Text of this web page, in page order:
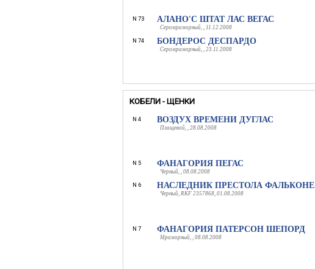
N 73 АЛАНО'С ШТАТ ЛАС ВЕГАС
Серомраморный, , 11.12.2008
N 74 БОНДЕРОС ДЕСПАРДО
Серомраморный, , 23.11.2008
КОБЕЛИ - ЩЕНКИ
N 4 ВОЗДУХ ВРЕМЕНИ ДУГЛАС
Плащевой, , 28.08.2008
N 5 ФАНАГОРИЯ ПЕГАС
Черный, , 08.08.2008
N 6 НАСЛЕДНИК ПРЕСТОЛА ФАЛЬКОНЕ
Черный, RKF 2357868, 01.08.2008
N 7 ФАНАГОРИЯ ПАТЕРСОН ШЕПОРД
Мраморный, , 08.08.2008